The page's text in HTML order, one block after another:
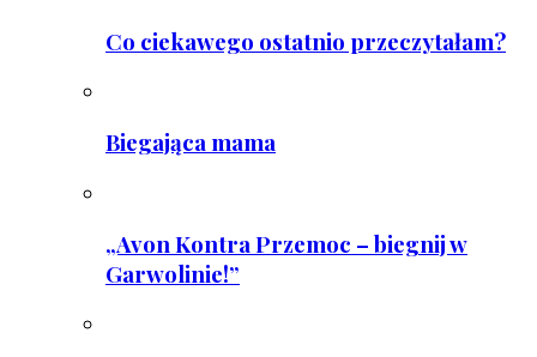
Co ciekawego ostatnio przeczytałam?
Biegająca mama
„Avon Kontra Przemoc – biegnij w
Garwolinie!”